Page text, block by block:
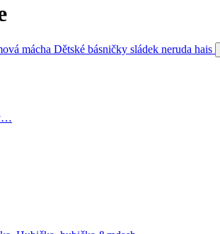
mácha Dětské básničky sládek neruda hais